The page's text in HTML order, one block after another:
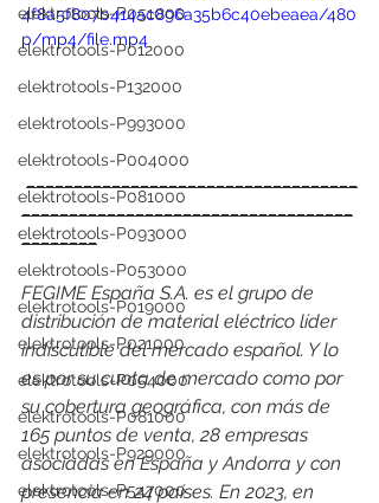
elektrotools-P051000
elektrotools-P012000
elektrotools-P132000
elektrotools-P993000
elektrotools-P004000
elektrotools-P081000
elektrotools-P093000
elektrotools-P053000
elektrotools-P019000
elektrotools-P021000
elektrotools-P054000
elektrotools-P081000
elektrotools-P929000
elektrotools-P547000
4f8a5f807b414ac896a35b6c40ebeaea/480
p/mp4/file.mp4
___________________________________
________
FEGIME España S.A. es el grupo de
distribución de material eléctrico líder
indiscutible del mercado español. Y lo
es por su cuota de mercado como por
su cobertura geográfica, con más de
165 puntos de venta, 28 empresas
asociadas en España y Andorra y con
presencia en 24 países. En 2023, en